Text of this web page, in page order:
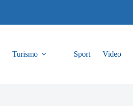
Turismo Sport Video